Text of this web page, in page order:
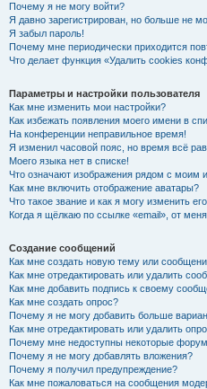
Почему я не могу войти?
Я давно зарегистрирован, но больше не
Я забыл пароль!
Почему мне периодически приходится
Что делает функция «Удалить cookies
Параметры и настройки пользователя
Как мне изменить мои настройки?
Как избежать появления моего имени в
На конференции неправильное время!
Я изменил часовой пояс, но время всё
Моего языка нет в списке!
Что означают изображения рядом с моим
Как мне включить отображение аватары?
Что такое звание и как я могу изменить
Когда я щёлкаю по ссылке «email», от
Создание сообщений
Как мне создать новую тему или
Как мне отредактировать или удалить
Как мне добавить подпись к своему
Как мне создать опрос?
Почему я не могу добавить больше
Как мне отредактировать или удалить
Почему мне недоступны некоторые
Почему я не могу добавлять вложения?
Почему я получил предупреждение?
Как мне пожаловаться на сообщения